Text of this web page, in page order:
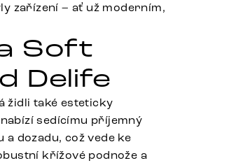
zařízení – ať už moderním,
Soft
Delife
židli také esteticky
sedícímu příjemný
a dozadu, což vede ke
křížové podnože a